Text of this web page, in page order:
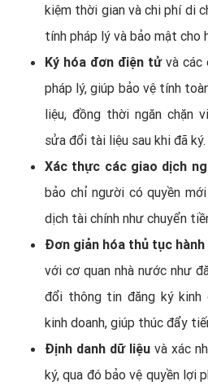
kiệm thời gian và chi phí di
tính pháp lý và bảo mật cho
Ký hóa đơn điện tửvà các
pháp lý, giúp bảo vệ tính
liệu, đồng thời ngăn chặn
sửa đổi tài liệu sau khi đã ký.
Xác thực các giao dịch
bảo chỉ người có quyền
dịch tài chính như chuyển
Đơn giản hóa thủ tục hành
với cơ quan nhà nước như
đổi thông tin đăng ký kinh
kinh doanh, giúp thúc đẩy
Định danh dữ liệu và xác
ký, qua đó bảo vệ quyền lợi